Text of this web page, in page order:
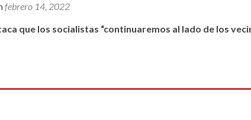
febrero 14, 2022
que los socialistas “continuaremos al lado de los